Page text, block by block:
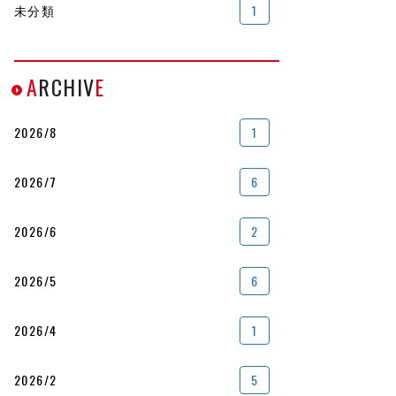
未分類 1
ARCHIVE
2026/8 1
2026/7 6
2026/6 2
2026/5 6
2026/4 1
2026/2 5